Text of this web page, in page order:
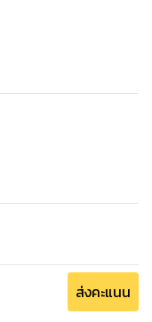
วนไป๋แล้ว
ส่งคะแนน